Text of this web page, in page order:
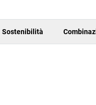
Sostenibilità